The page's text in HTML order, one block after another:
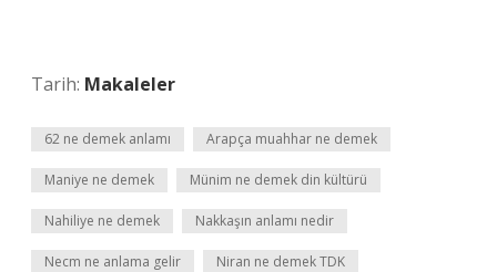
Tarih: Makaleler
62 ne demek anlamı Arapça muahhar ne demek
Maniye ne demek Münim ne demek din kültürü
Nahiliye ne demek Nakkaşın anlamı nedir
Necm ne anlama gelir Niran ne demek TDK